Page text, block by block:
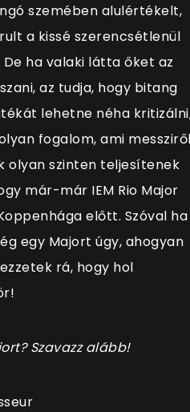
szemében alulértékelt,
a kissé szerencsétlenül
De ha valaki látta őket az
az tudja, hogy bitang
lehetne néha
fogalom, ami
olyan szinten teljesítenek
már-már IEM Rio Major
előtt. Szóval
egy Majort úgy, ahogyan
rá, hogy hol
Szavazz alább!